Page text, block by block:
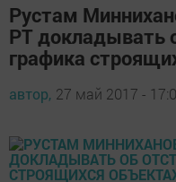
Рустам
РТ докладывать
графика
автор, 27 май 2017 -